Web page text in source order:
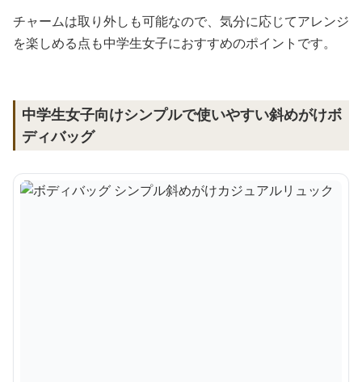
チャームは取り外しも可能なので、気分に応じてアレンジ
を楽しめる点も中学生女子におすすめのポイントです。
中学生女子向けシンプルで使いやすい斜めがけボ
ディバッグ